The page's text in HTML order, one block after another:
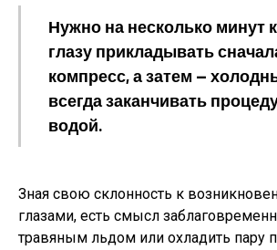
Нужно на несколько минут
глазу прикладывать
компресс, а затем —
всегда заканчивать
водой.
Зная свою склонность к
глазами, есть смысл
травяным льдом или охладить пару